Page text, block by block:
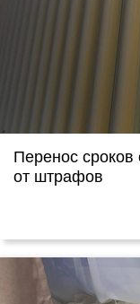
Перенос
от штрафов